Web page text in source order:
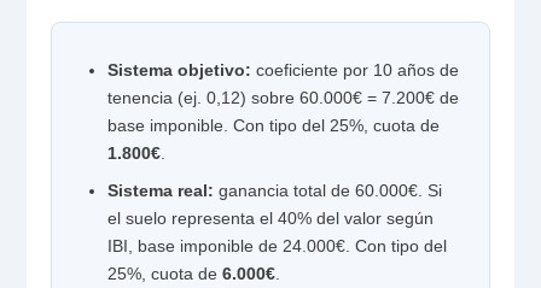
Sistema objetivo: coeficiente por 10 años de
tenencia (ej. 0,12) sobre 60.000€ = 7.200€ de
base imponible. Con tipo del 25%, cuota de
1.800€.
Sistema real: ganancia total de 60.000€. Si
el suelo representa el 40% del valor según
IBI, base imponible de 24.000€. Con tipo del
25%, cuota de6.000€.